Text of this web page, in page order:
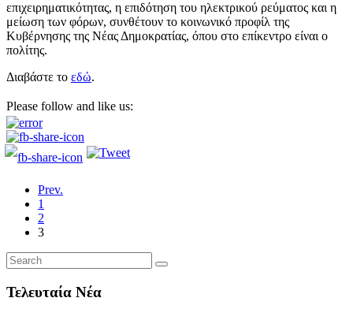
επιχειρηματικότητας, η επιδότηση του ηλεκτρικού ρεύματος και η
μείωση των φόρων, συνθέτουν το κοινωνικό προφίλ της
Κυβέρνησης της Νέας Δημοκρατίας, όπου στο επίκεντρο είναι ο
πολίτης.
Διαβάστε το εδώ.
Please follow and like us:
Prev.
1
2
3
Τελευταία Νέα